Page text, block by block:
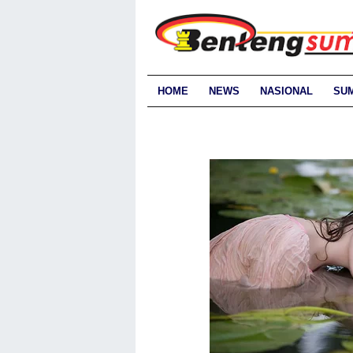
HOME NEWS NASIONAL